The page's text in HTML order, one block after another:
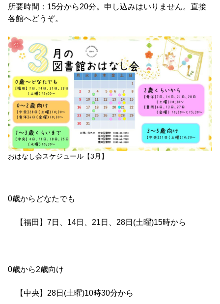
所要時間：15分から20分。申し込みはいりません。直接
各館へどうぞ。
おはなし会スケジュール【3月】
0歳からどなたでも
【福田】7日、14日、21日、28日(土曜)15時から
0歳から2歳向け
【中央】28日(土曜)10時30分から